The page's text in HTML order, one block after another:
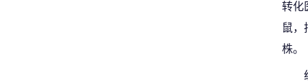
转化
鼠，
株。